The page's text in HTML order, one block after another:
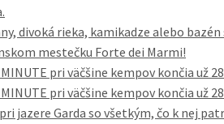
divoká rieka, kamikadze alebo
mestečku Forte dei Marmi!
pri väčšine kempov končia už
pri väčšine kempov končia už
jazere Garda so všetkým, čo k nej